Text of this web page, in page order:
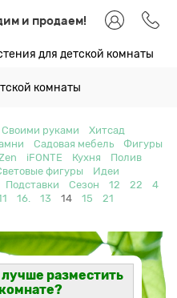
и продаем!
для детской комнаты
комнаты
Своими руками
Хитсад
Садовая мебель
Фигуры
iFONTE Кухня
Полив
фигуры
Идеи
Подставки Сезон 12 22
4
16. 13 14 15 21
разместить